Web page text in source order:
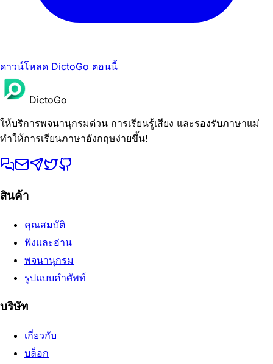
ดาวน์โหลด DictoGo ตอนนี้
DictoGo
ให้บริการพจนานุกรมด่วน การเรียนรู้เสียง และรองรับภาษาแม่
ทำให้การเรียนภาษาอังกฤษง่ายขึ้น!
สินค้า
คุณสมบัติ
ฟังและอ่าน
พจนานุกรม
รูปแบบคำศัพท์
บริษัท
เกี่ยวกับ
บล็อก